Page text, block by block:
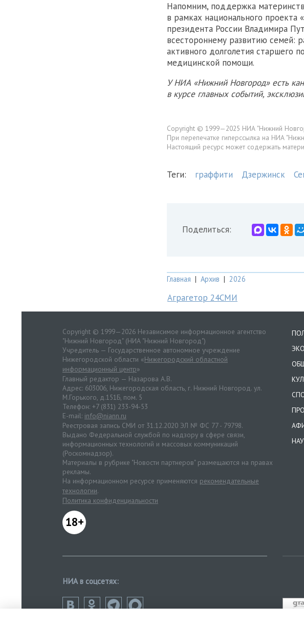
Напомним, поддержка
в рамках национального проекта
президента России Владимира
всестороннему развитию семей:
активного долголетия старшего
медицинской помощи.
У НИА «Нижний Новгород» есть
в курсе главных событий,
Copyright © 1999—2025 НИА "Нижний
При перепечатке гиперссылка на НИА
Настоящий ресурс может содержать
Теги: граффити Дзержинск
Поделиться:
Главная | Архив | 2026
Аграгетор 24СМИ
Copyright © 1999—2026 Независимое информационное агентство
"Нижний Новгород" (НИА "Нижний Новгород")
Учредитель — Государственное автономное учреждение
Нижегородской области «Нижегородский областной
информационный центр»
Главный редактор — Назарова А.В.
Адрес: 603006, Нижегородская область, г. Нижний Новгород. ул.
М.Горького, д.151Б, пом. 5
Телефон: +7 (831) 233-94-53
E-mail: info@niann.ru
Реестровая запись СМИ от 31.12.2020 ЭЛ № ФС 77 - 79798.
Выдано Федеральной службой по надзору в сфере связи,
информационных технологий и массовых коммуникаций
(Роскомнадзор).
Материалы в рубрике "Новости партнеров" размещаются на правах
рекламы.
На информационном ресурсе применяются рекомендательные
технологии.
Политика конфиденциальности
18+
НИА в соцсетях: